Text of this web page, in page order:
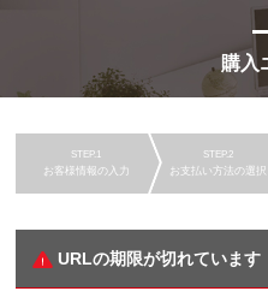
購入
お客様情報の入力 お支払い方法の選択
URLの期限が切れています